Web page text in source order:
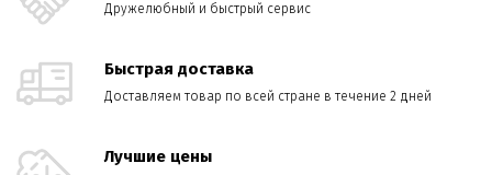
Дружелюбный и быстрый сервис
Быстрая доставка
Доставляем товар по всей стране в течение 2 дней
Лучшие цены